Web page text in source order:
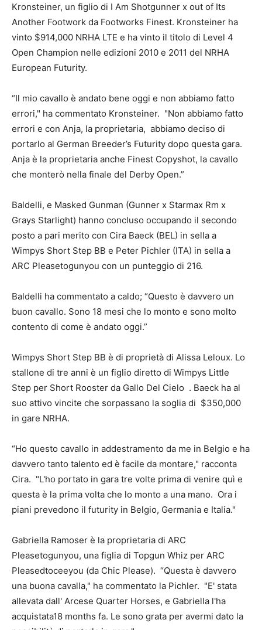
Kronsteiner, un figlio di I Am Shotgunner x out of Its
Another Footwork da Footworks Finest. Kronsteiner ha
vinto $914,000 NRHA LTE e ha vinto il titolo di Level 4
Open Champion nelle edizioni 2010 e 2011 del NRHA
European Futurity.
“Il mio cavallo è andato bene oggi e non abbiamo fatto
errori," ha commentato Kronsteiner. "Non abbiamo fatto
errori e con Anja, la proprietaria, abbiamo deciso di
portarlo al German Breeder’s Futurity dopo questa gara.
Anja è la proprietaria anche Finest Copyshot, la cavallo
che monterò nella finale del Derby Open.”
Baldelli, e Masked Gunman (Gunner x Starmax Rm x
Grays Starlight) hanno concluso occupando il secondo
posto a pari merito con Cira Baeck (BEL) in sella a
Wimpys Short Step BB e Peter Pichler (ITA) in sella a
ARC Pleasetogunyou con un punteggio di 216.
Baldelli ha commentato a caldo; “Questo è davvero un
buon cavallo. Sono 18 mesi che lo monto e sono molto
contento di come è andato oggi.”
Wimpys Short Step BB è di proprietà di Alissa Leloux. Lo
stallone di tre anni è un figlio diretto di Wimpys Little
Step per Short Rooster da Gallo Del Cielo . Baeck ha al
suo attivo vincite che sorpassano la soglia di $350,000
in gare NRHA.
“Ho questo cavallo in addestramento da me in Belgio e ha
davvero tanto talento ed è facile da montare," racconta
Cira. "L'ho portato in gara tre volte prima di venire quì e
questa è la prima volta che lo monto a una mano. Ora i
piani prevedono il futurity in Belgio, Germania e Italia."
Gabriella Ramoser è la proprietaria di ARC
Pleasetogunyou, una figlia di Topgun Whiz per ARC
Pleasedtoceeyou (da Chic Please). “Questa è davvero
una buona cavalla," ha commentato la Pichler. "E' stata
allevata dall' Arcese Quarter Horses, e Gabriella l'ha
acquistata18 months fa. Le sono grata per avermi dato la